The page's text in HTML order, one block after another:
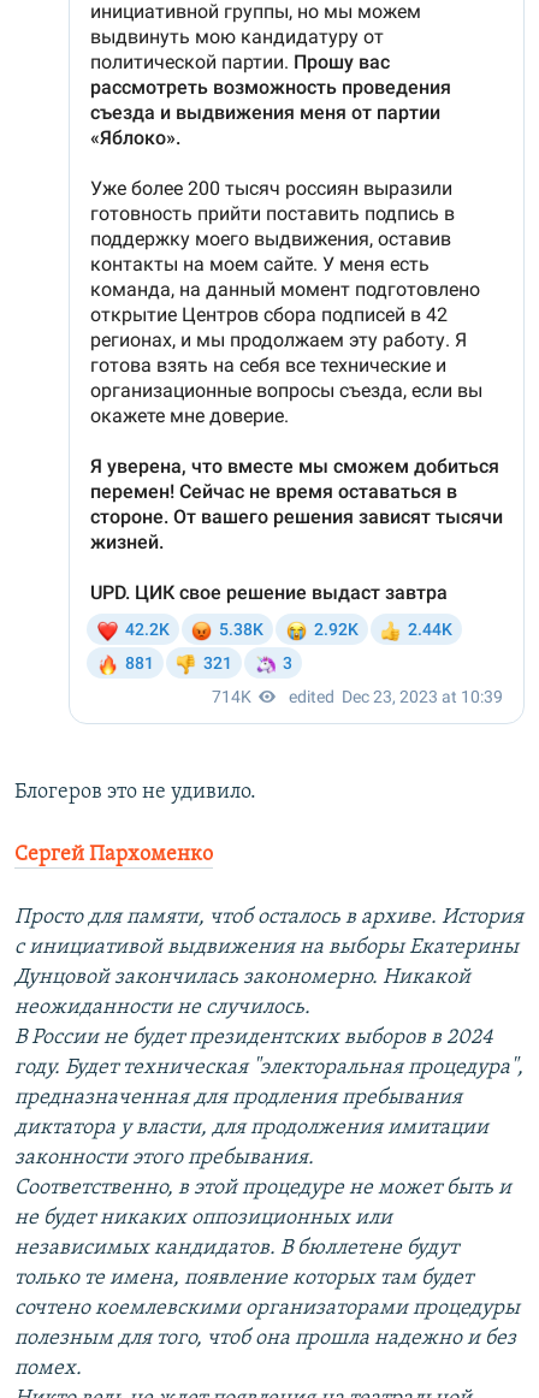
Блогеров это не удивило.
Сергей Пархоменко
Просто для памяти, чтоб осталось в архиве. История
с инициативой выдвижения на выборы Екатерины
Дунцовой закончилась закономерно. Никакой
неожиданности не случилось.
В России не будет президентских выборов в 2024
году. Будет техническая "электоральная процедура",
предназначенная для продления пребывания
диктатора у власти, для продолжения имитации
законности этого пребывания.
Соответственно, в этой процедуре не может быть и
не будет никаких оппозиционных или
независимых кандидатов. В бюллетене будут
только те имена, появление которых там будет
сочтено коемлевскими организаторами процедуры
полезным для того, чтоб она прошла надежно и без
помех.